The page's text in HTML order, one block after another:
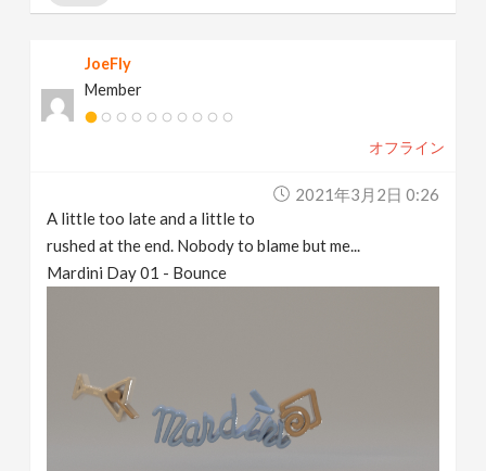
JoeFly
Member
オフライン
2021年3月2日 0:26
A little too late and a little to
rushed at the end. Nobody to blame but me...
Mardini Day 01 - Bounce